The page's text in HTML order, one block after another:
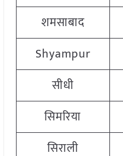
शमसाबाद
Shyampur
सीधी
सिमरिया
सिराली